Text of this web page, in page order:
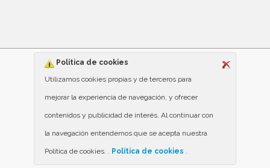
Política de cookies
Utilizamos cookies propias y de terceros para
mejorar la experiencia de navegación, y ofrecer
contenidos y publicidad de interés. Al continuar con
la navegación entendemos que se acepta nuestra
Política de cookies. . Política de cookies .